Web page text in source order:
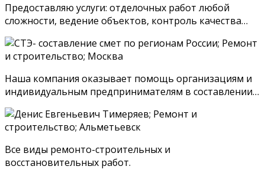
Предоставляю услуги: отделочных работ любой
сложности, ведение объектов, контроль качества…
Наша компания оказывает помощь организациям и
индивидуальным предпринимателям в составлении…
Все виды ремонто-строительных и
восстановительных работ.